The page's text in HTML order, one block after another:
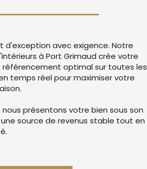
d'exception avec exigence. Notre
à Port Grimaud crée votre
optimal sur toutes les
temps réel pour maximiser votre
présentons votre bien sous son
source de revenus stable tout en